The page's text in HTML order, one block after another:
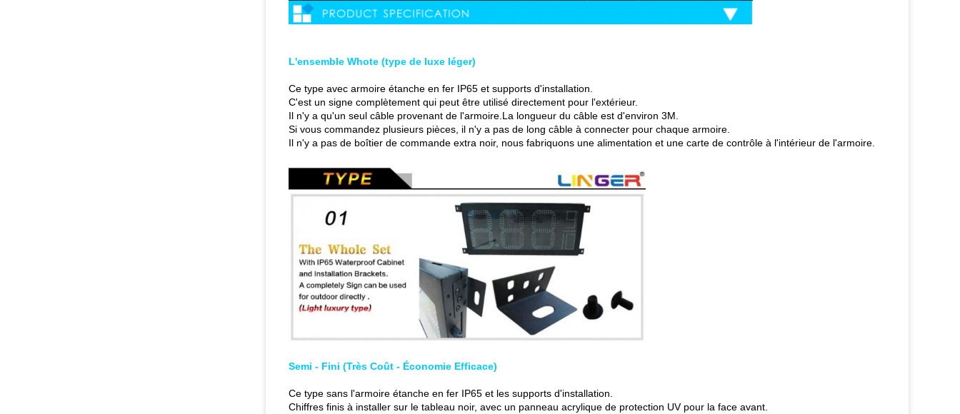
L'ensemble Whote (type de luxe léger)
Ce type avec armoire étanche en fer IP65 et supports d'installation.
C'est un signe complètement qui peut être utilisé directement pour l'extérieur.
Il n'y a qu'un seul câble provenant de l'armoire.La longueur du câble est d'environ 3M.
Si vous commandez plusieurs pièces, il n'y a pas de long câble à connecter pour chaque armoire.
Il n'y a pas de boîtier de commande extra noir, nous fabriquons une alimentation et une carte de contrôle à l'intérieur de l'armoire.
Semi - Fini (Très Coût - Économie Efficace)
Ce type sans l'armoire étanche en fer IP65 et les supports d'installation.
Chiffres finis à installer sur le tableau noir, avec un panneau acrylique de protection UV pour la face avant.